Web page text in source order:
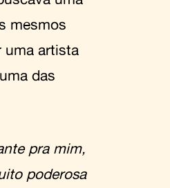
mesmos
uma artista
das
pra mim,
poderosa